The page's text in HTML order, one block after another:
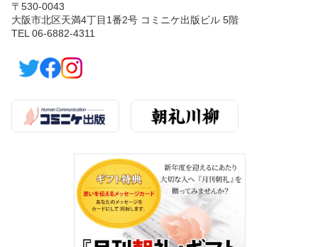
〒530-0043
大阪市北区天満4丁目1番2号 コミニケ出版ビル 5階
TEL 06-6882-4311